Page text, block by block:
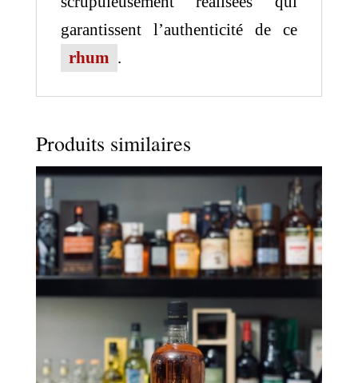
garantissent l’authenticité de ce
rhum .
Produits similaires